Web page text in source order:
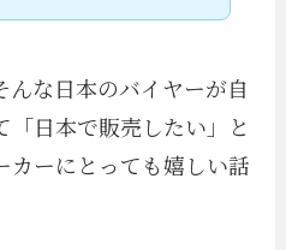
んな日本のバイヤーが自
日本で販売したい」と
カーにとっても嬉しい話